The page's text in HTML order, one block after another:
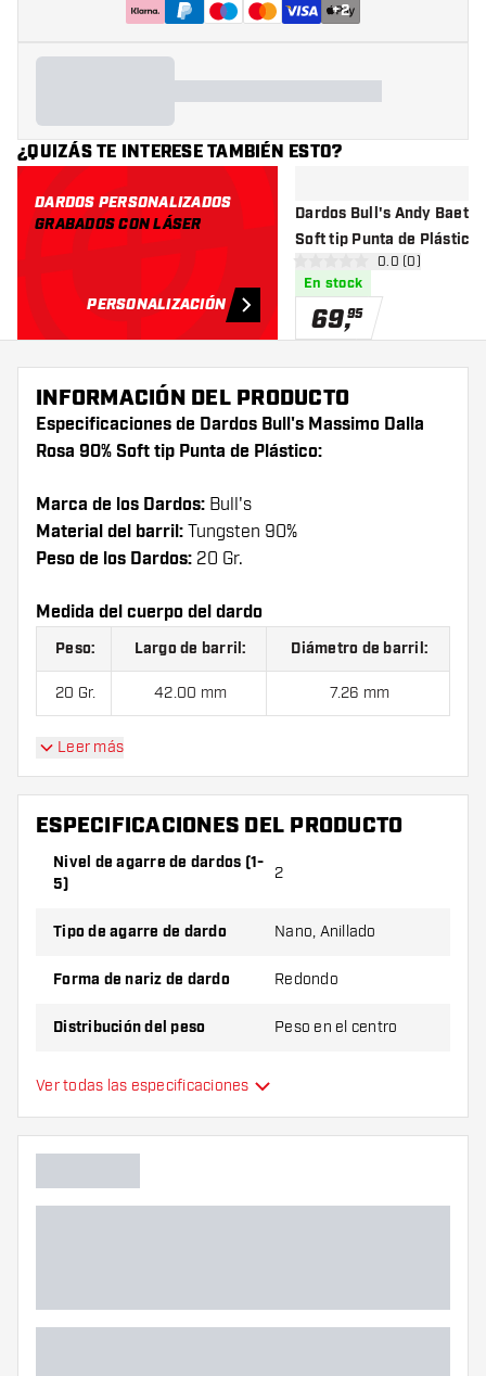
+2
¿QUIZÁS TE INTERESE TAMBIÉN ESTO?
DARDOS PERSONALIZADOS
GRABADOS CON LÁSER
PERSONALIZACIÓN
Dardos Bull's Andy
Soft tip Punta de Plástico
abrir panel de
0 estrellas de puntuación
0.0 (0)
En stock
69,95
INFORMACIÓN DEL PRODUCTO
Especificaciones de Dardos Bull's Massimo Dalla
Rosa 90% Soft tip Punta de Plástico:
Marca de los Dardos: Bull's
Material del barril: Tungsten 90%
Peso de los Dardos: 20 Gr.
Medida del cuerpo del dardo
Peso: Largo de barril: Diámetro de barril:
20 Gr. 42.00 mm 7.26 mm
Dardos Bull's Massimo Dalla Rosa 90% Soft tip
Punta de Plástico contienen:1 juego de dardos (3
cuerpos), 1 juego de cañas (3 cañas) y 1 juego de
plumas (3 plumas).
Leer más
ESPECIFICACIONES DEL PRODUCTO
Nivel de agarre de dardos (1-
5)
2
Tipo de agarre de dardo Nano, Anillado
Forma de nariz de dardo Redondo
Distribución del peso Peso en el centro
Material de dardo
Agarre de punta de dardo
Forma de dardo
Ver todas las especificaciones